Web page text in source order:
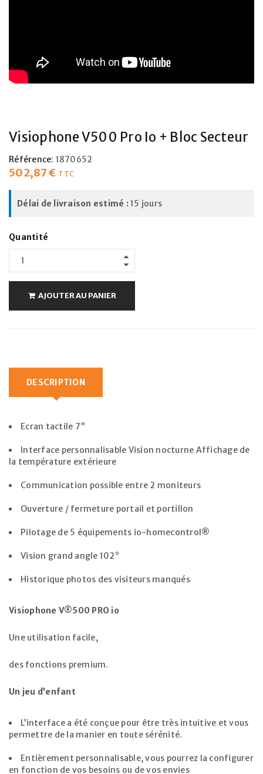
Visiophone V500 Pro Io + Bloc Secteur
Référence: 1870652
502,87€ TTC
Délai de livraison estimé :15 jours
Quantité
AJOUTER AU PANIER
DESCRIPTION
Ecran tactile 7”
Interface personnalisable Vision nocturne Affichage de
la température extérieure
Communication possible entre 2 moniteurs
Ouverture / fermeture portail et portillon
Pilotage de 5 équipements io-homecontrol®
Vision grand angle 102°
Historique photos des visiteurs manqués
Visiophone V®500 PRO io
Une utilisation facile,
des fonctions premium.
Un jeu d’enfant
L’interface a été conçue pour être très intuitive et vous
permettre de la manier en toute sérénité.
Entièrement personnalisable, vous pourrez la configurer
en fonction de vos besoins ou de vos envies